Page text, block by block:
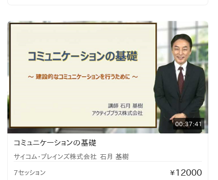
00:37:41
コミュニケーションの基礎
サイコム・ブレインズ株式会社 石月 基樹
7セッション ¥ 12000